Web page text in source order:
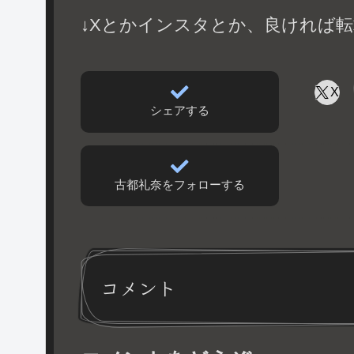
↓Xとかインスタとか、良ければ
シェアする
X
古都礼奈をフォローする
コメント